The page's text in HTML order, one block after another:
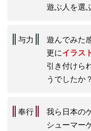
遊ぶ人を選
与力
遊んでみた
更にイラス
引き付けら
うでしたか？
奉行
我ら日本の
シューマー